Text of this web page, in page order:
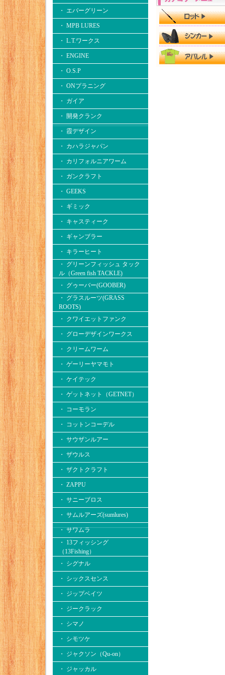
・ エバーグリーン
・ MPB LURES
・ L.T.ワークス
・ ENGINE
・ O.S.P
・ ONプラニング
・ ガイア
・ 開発クランク
・ 霞デザイン
・ カハラジャパン
・ カリフォルニアワーム
・ ガンクラフト
・ GEEKS
・ ギミック
・ キャスティーク
・ ギャンブラー
・ キラーヒート
・ グリーンフィッシュ タック
ル（Green fish TACKLE)
・ グゥーバー(GOOBER)
・ グラスルーツ(GRASS
ROOTS)
・ クワイエットファンク
・ グローデザインワークス
・ クリームワーム
・ ゲーリーヤマモト
・ ケイテック
・ ゲットネット（GETNET）
・ コーモラン
・ コットンコーデル
・ サウザンルアー
・ ザウルス
・ ザクトクラフト
・ ZAPPU
・ サニーブロス
・ サムルアーズ(sumlures)
・ サワムラ
・ 13フィッシング
（13Fishing）
・ シグナル
・ シックスセンス
・ ジップベイツ
・ ジークラック
・ シマノ
・ シモツケ
・ ジャクソン（Qu-on）
・ ジャッカル